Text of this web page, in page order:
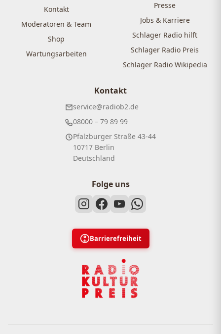
Kontakt
Moderatoren & Team
Shop
Wartungsarbeiten
Presse
Jobs & Karriere
Schlager Radio hilft
Schlager Radio Preis
Schlager Radio Wikipedia
Kontakt
service@radiob2.de
08000 – 79 89 99
Pfalzburger Straße 43-44
10717 Berlin
Deutschland
Folge uns
Barrierefreiheit